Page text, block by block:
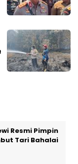
Resmi Pimpin
Tari Bahalai